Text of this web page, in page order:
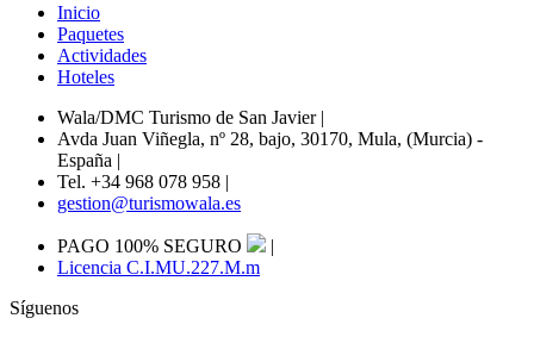
Inicio
Paquetes
Actividades
Hoteles
Wala/DMC Turismo de San Javier |
Avda Juan Viñegla, nº 28, bajo, 30170, Mula, (Murcia) -
España |
Tel. +34 968 078 958 |
gestion@turismowala.es
PAGO 100% SEGURO
|
Licencia C.I.MU.227.M.m
Síguenos